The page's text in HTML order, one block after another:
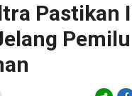
Pastikan